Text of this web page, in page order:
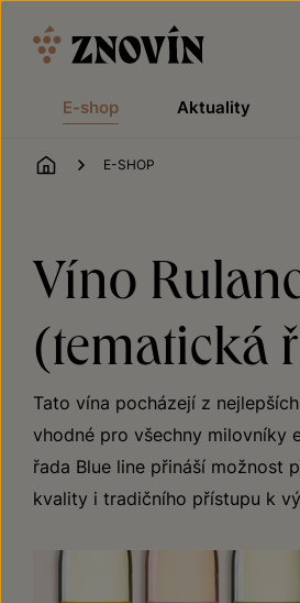
E-shop Aktuality
ÚVOD
E-SHOP
Víno
(tematická
Tato vína pocházejí z
vhodné pro všechny milovníky
řada Blue line přináší možnost
kvality i tradičního přístupu k